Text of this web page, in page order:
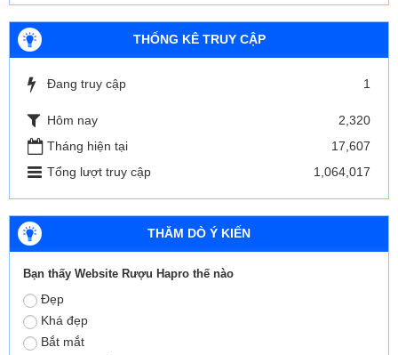
THỐNG KÊ TRUY CẬP
Đang truy cập 1
Hôm nay
2,320
Tháng hiện tại
17,607
Tổng lượt truy cập
1,064,017
THĂM DÒ Ý KIẾN
Bạn thấy Website Rượu Hapro thế nào
Đẹp
Khá đẹp
Bắt mắt